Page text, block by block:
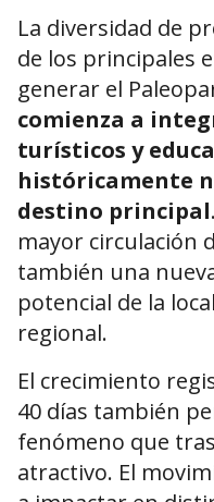
La diversidad de
de los principales
generar el
comienza a
turísticos y
históricamente
destino principal
mayor circulación
también una
potencial de la
regional.
El crecimiento
40 días también
fenómeno que
atractivo. El